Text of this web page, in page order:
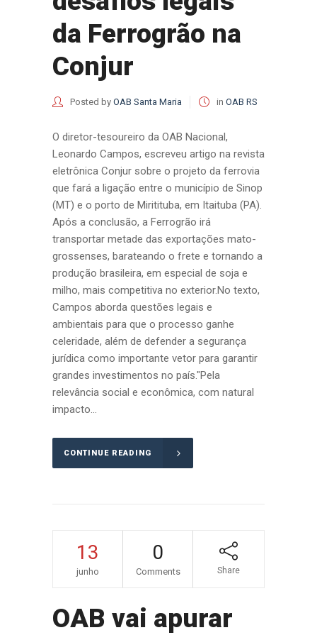
da Ferrogrão na
Conjur
Posted by OAB Santa Maria in OAB RS
O diretor-tesoureiro da OAB Nacional,
Leonardo Campos, escreveu artigo na revista
eletrônica Conjur sobre o projeto da ferrovia
que fará a ligação entre o município de Sinop
(MT) e o porto de Miritituba, em Itaituba (PA).
Após a conclusão, a Ferrogrão irá
transportar metade das exportações mato-
grossenses, barateando o frete e tornando a
produção brasileira, em especial de soja e
milho, mais competitiva no exterior.No texto,
Campos aborda questões legais e
ambientais para que o processo ganhe
celeridade, além de defender a segurança
jurídica como importante vetor para garantir
grandes investimentos no país."Pela
relevância social e econômica, com natural
impacto...
CONTINUE READING
13
junho
0
Comments Share
OAB vai apurar